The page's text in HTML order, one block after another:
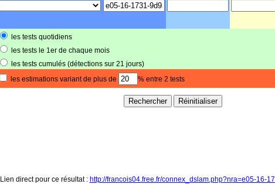
les tests quotidiens
les tests le 1er de chaque mois
les tests cumulés (détections sur 21 jours)
les estimations variant de plus de % entre 2 tests
Lien direct pour ce résultat : http://francois04.free.fr/connex_dslam.php?nra=e05-16-